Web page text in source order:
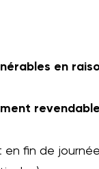
en
revendable
en fin de